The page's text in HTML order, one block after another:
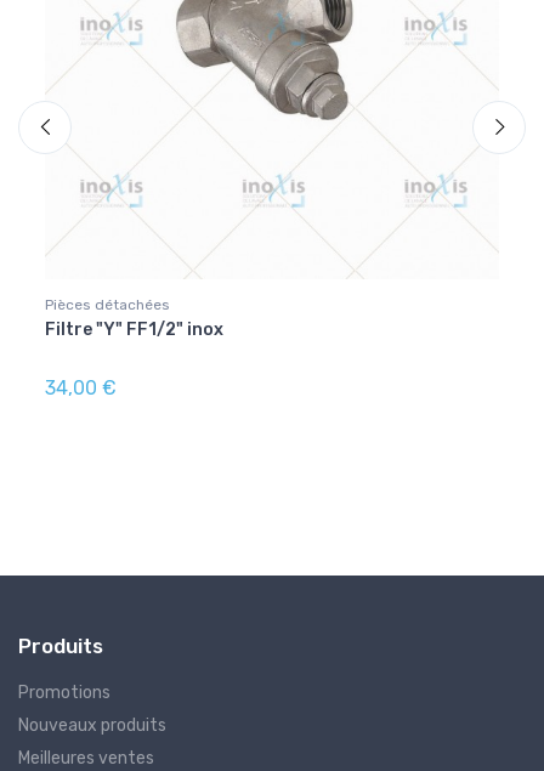
Pièces détachées
Filtre "Y" FF1/2" inox
34,00 €
Produits
Promotions
Nouveaux produits
Meilleures ventes